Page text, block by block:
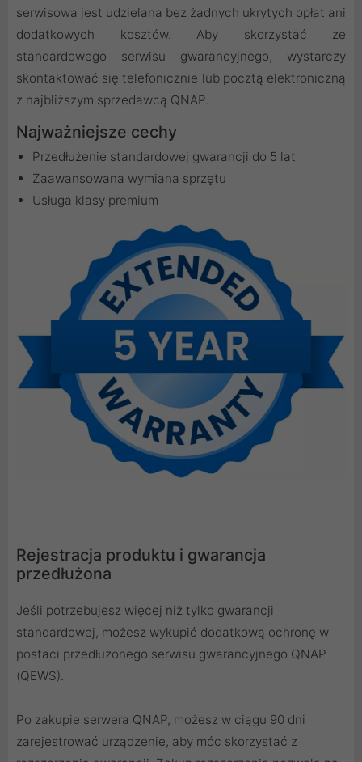
serwisowa jest udzielana bez żadnych ukrytych opłat ani
dodatkowych kosztów. Aby skorzystać ze
standardowego serwisu gwarancyjnego, wystarczy
skontaktować się telefonicznie lub pocztą elektroniczną
z najbliższym sprzedawcą QNAP.
Najważniejsze cechy
Przedłużenie standardowej gwarancji do 5 lat
Zaawansowana wymiana sprzętu
Usługa klasy premium
Rejestracja produktu i gwarancja
przedłużona
Jeśli potrzebujesz więcej niż tylko gwarancji
standardowej, możesz wykupić dodatkową ochronę w
postaci przedłużonego serwisu gwarancyjnego QNAP
(QEWS).
Po zakupie serwera QNAP, możesz w ciągu 90 dni
zarejestrować urządzenie, aby móc skorzystać z